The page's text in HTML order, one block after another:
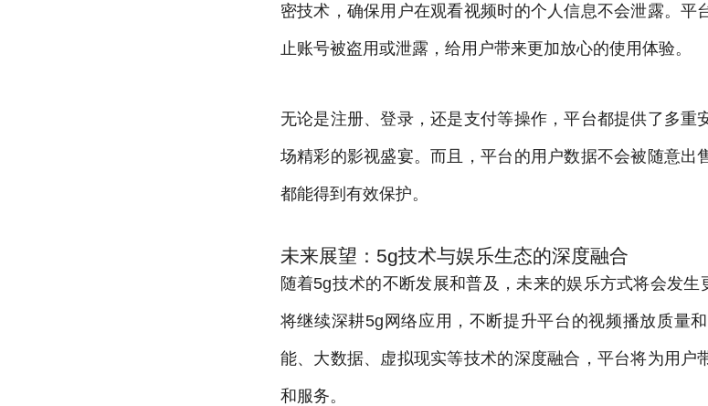
密技术，确保用户在观看视频时的个人信息不会泄露。平
止账号被盗用或泄露，给用户带来更加放心的使用体验。
无论是注册、登录，还是支付等操作，平台都提供了多重
场精彩的影视盛宴。而且，平台的用户数据不会被随意出
都能得到有效保护。
未来展望：5g技术与娱乐生态的深度融合
随着5g技术的不断发展和普及，未来的娱乐方式将会发生
将继续深耕5g网络应用，不断提升平台的视频播放质量
能、大数据、虚拟现实等技术的深度融合，平台将为用户
和服务。